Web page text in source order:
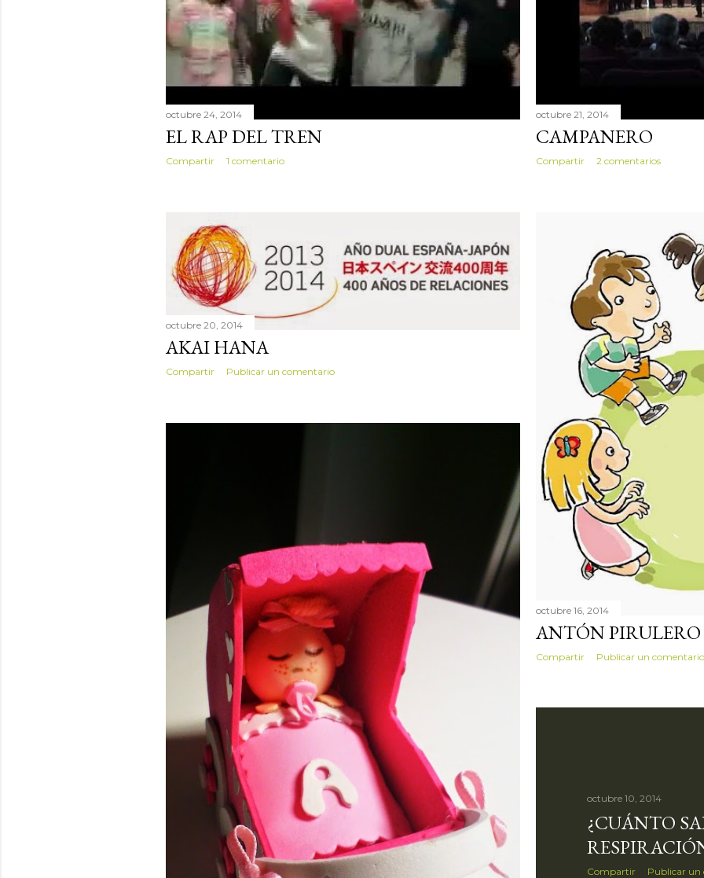
s
octubre 24, 2014
EL RAP DEL TREN
Compartir 1 comentario
octubre 21, 2014
CAMPANERO
Compartir 2 comentarios
octubre 20, 2014
AKAI HANA
Compartir Publicar un comentario
octubre 16, 2014
ANTÓN PIRULERO
Compartir Publicar un comentario
octubre 10, 2014
¿CUÁNTO
Compartir Publicar un